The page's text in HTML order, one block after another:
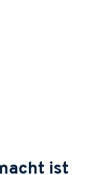
ist